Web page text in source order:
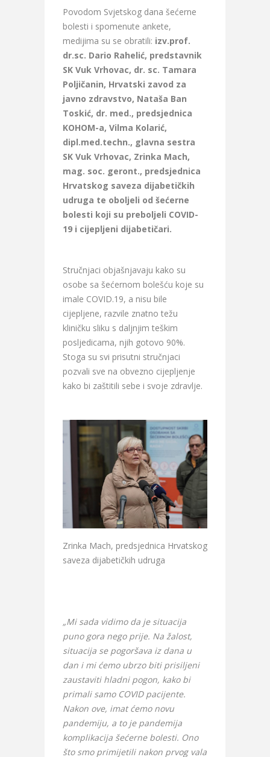
Povodom Svjetskog dana šećerne
bolesti i spomenute ankete,
medijima su se obratili: izv.prof.
dr.sc. Dario Rahelić, predstavnik
SK Vuk Vrhovac, dr. sc. Tamara
Poljičanin, Hrvatski zavod za
javno zdravstvo, Nataša Ban
Toskić, dr. med., predsjednica
KOHOM-a, Vilma Kolarić,
dipl.med.techn., glavna sestra
SK Vuk Vrhovac, Zrinka Mach,
mag. soc. geront., predsjednica
Hrvatskog saveza dijabetičkih
udruga te oboljeli od šećerne
bolesti koji su preboljeli COVID-
19 i cijepljeni dijabetičari.
Stručnjaci objašnjavaju kako su
osobe sa šećernom bolešću koje su
imale COVID.19, a nisu bile
cijepljene, razvile znatno težu
kliničku sliku s daljnjim teškim
posljedicama, njih gotovo 90%.
Stoga su svi prisutni stručnjaci
pozvali sve na obvezno cijepljenje
kako bi zaštitili sebe i svoje zdravlje.
Zrinka Mach, predsjednica Hrvatskog
saveza dijabetičkih udruga
„Mi sada vidimo da je situacija
puno gora nego prije. Na žalost,
situacija se pogoršava iz dana u
dan i mi ćemo ubrzo biti prisiljeni
zaustaviti hladni pogon, kako bi
primali samo COVID pacijente.
Nakon ove, imat ćemo novu
pandemiju, a to je pandemija
komplikacija šećerne bolesti. Ono
što smo primijetili nakon prvog vala